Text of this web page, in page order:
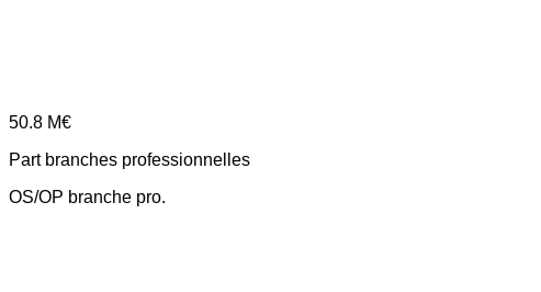
50.8 M€
Part branches professionnelles
OS/OP branche pro.